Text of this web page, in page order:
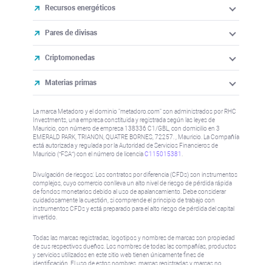
Recursos energéticos
Pares de divisas
Criptomonedas
Materias primas
La marca Metadoro y el dominio "metadoro.com" son administrados por RHC
Investments, una empresa constituida y registrada según las leyes de
Mauricio, con número de empresa 138336 C1/GBL, con domicilio en 3
EMERALD PARK, TRIANON, QUATRE BORNES, 72257. , Mauricio. La Compañía
está autorizada y regulada por la Autoridad de Servicios Financieros de
Mauricio (“FSA”) con el número de licenciaC115015381
Divulgación de riesgos: Los contratos por diferencia (CFDs) son instrumentos
complejos, cuyo comercio conlleva un alto nivel de riesgo de pérdida rápida
de fondos monetarios debido al uso de apalancamiento. Debe considerar
cuidadosamente la cuestión, si comprende el principio de trabajo con
instrumentos CFDs y está preparado para el alto riesgo de pérdida del capital
invertido.
Todas las marcas registradas, logotipos y nombres de marcas son propiedad
de sus respectivos dueños. Los nombres de todas las compañías, productos
y servicios utilizados en este sitio web tienen únicamente fines de
identificación. El uso de estos nombres, marcas registradas y marcas no